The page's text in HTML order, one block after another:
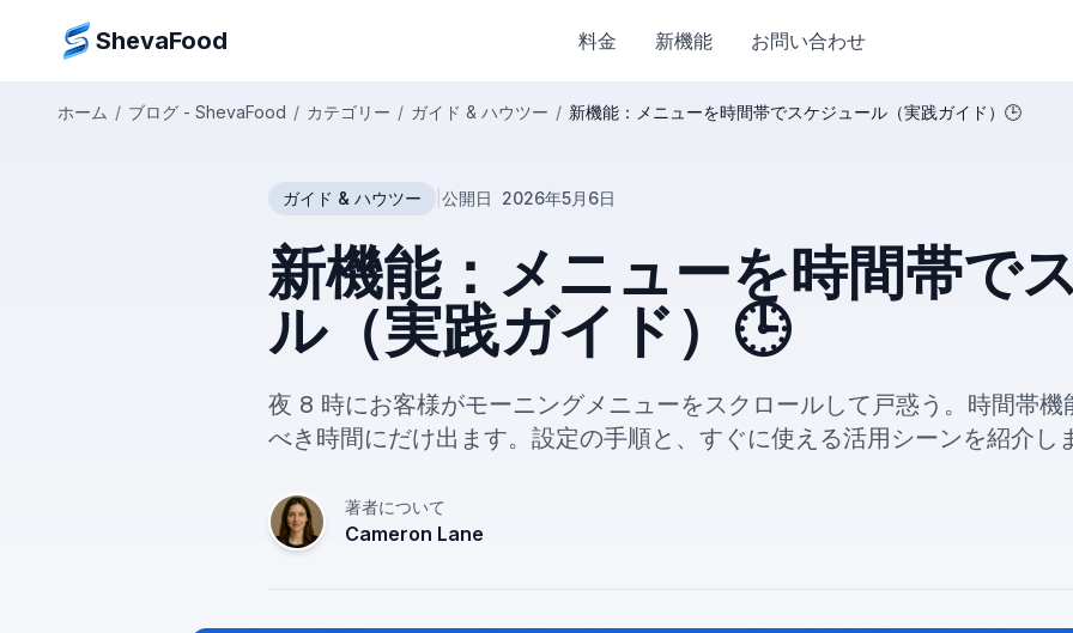
ShevaFood 料金 新機能 お問い合わせ
ホーム / ブログ - ShevaFood / カテゴリー / ガイド & ハウツー / 新機能：メニューを時間帯でスケジュール（実践ガイド）🕒
ガイド & ハウツー 公開日 2026年5月6日
新機能：メニューを時間帯で
ル（実践ガイド）🕒
夜 8 時にお客様がモーニングメニューをスクロールして戸惑う。時間帯機
べき時間にだけ出ます。設定の手順と、すぐに使える活用シーンを紹介し
著者について
Cameron Lane